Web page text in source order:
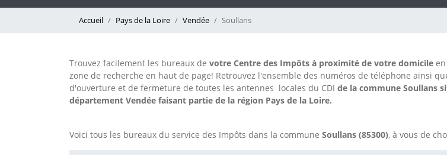
Accueil Pays de la Loire Vendée Soullans
Trouvez facilement les bureaux de votre Centre des Impôts à proximité de votre domicile
zone de recherche en haut de page! Retrouvez l'ensemble des numéros de téléphone ainsi
d'ouverture et de fermeture de toutes les antennes locales du CDI de la commune Soullans
département Vendée faisant partie de la région Pays de la Loire.
Voici tous les bureaux du service des Impôts dans la commune Soullans (85300), à vous de